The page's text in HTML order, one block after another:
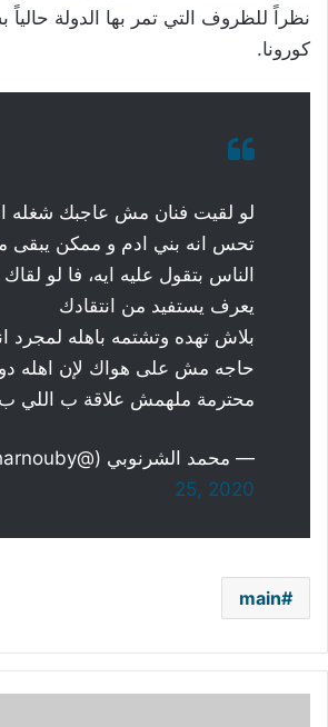
نظراً للظروف التي تمر بها الدولة
كورونا.
لو لقيت فنان مش عاجبك شغله
تحس انه بني ادم و ممكن يبقى
الناس بتقول عليه ايه، فا لو
يعرف يستفيد من انتقادك
بلاش تهده وتشتمه باهله لمجرد
حاجه مش على هواك لإن اهله
محترمة ملهمش علاقة ب اللي
— محمد الشرنوبي (@Sharnouby)
25, 2020
main